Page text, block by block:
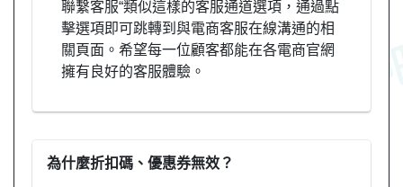
聯繫客服“類似這樣的客服通道選項，通過點
擊選項即可跳轉到與電商客服在線溝通的相
關頁面。希望每一位顧客都能在各電商官網
擁有良好的客服體驗。
為什麼折扣碼、優惠券無效？